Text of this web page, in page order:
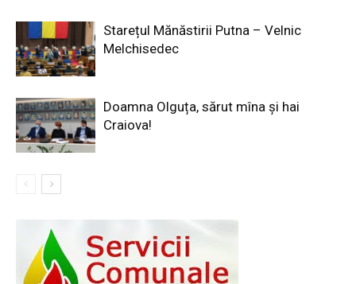
Starețul Mănăstirii Putna – Velnic
Melchisedec
Doamna Olguța, sărut mîna și hai
Craiova!